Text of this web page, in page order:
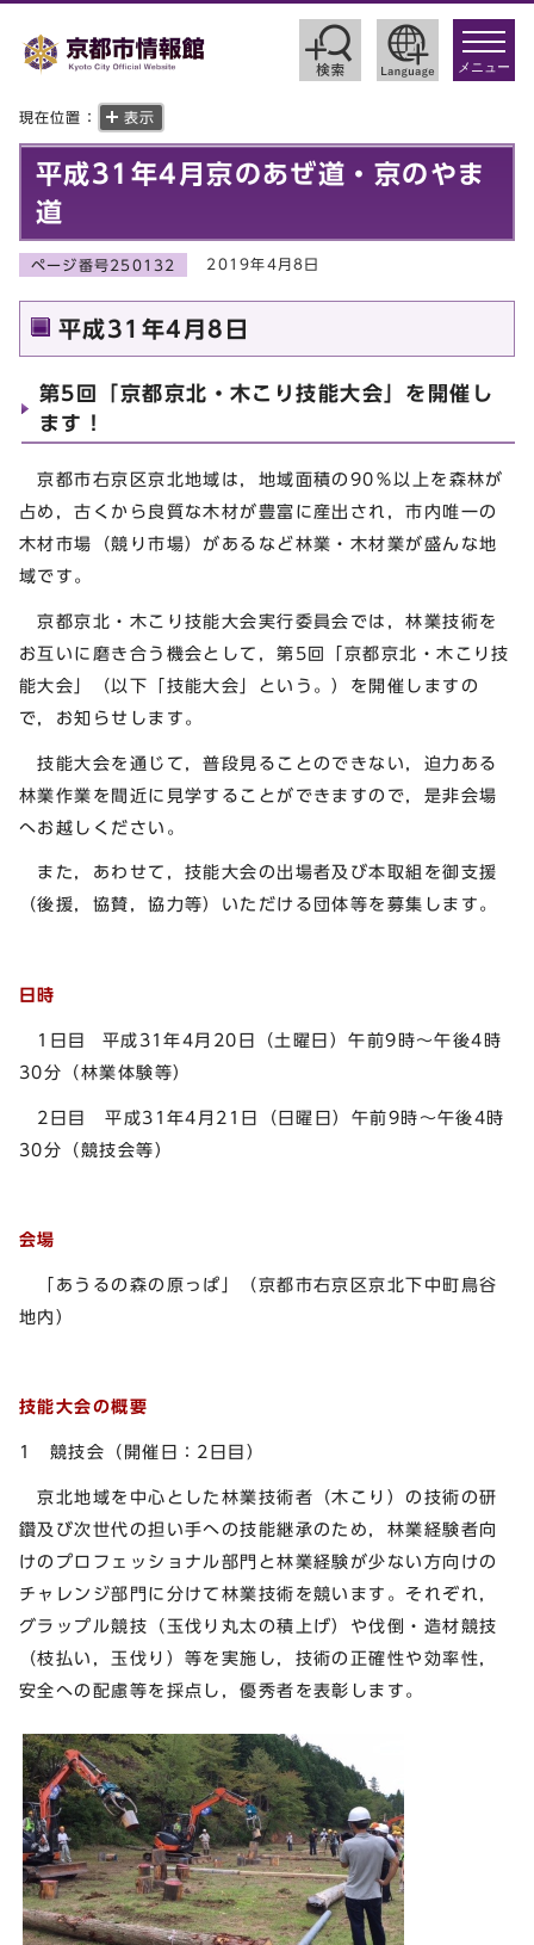
toggle
メニュー
現在位置： 表示
平成31年4月京のあぜ道・京のやま
道
ページ番号250132 2019年4月8日
平成31年4月8日
第5回「京都京北・木こり技能大会」を開催し
ます！
京都市右京区京北地域は，地域面積の90％以上を森林が
占め，古くから良質な木材が豊富に産出され，市内唯一の
木材市場（競り市場）があるなど林業・木材業が盛んな地
域です。
京都京北・木こり技能大会実行委員会では，林業技術を
お互いに磨き合う機会として，第5回「京都京北・木こり技
能大会」（以下「技能大会」という。）を開催しますの
で，お知らせします。
技能大会を通じて，普段見ることのできない，迫力ある
林業作業を間近に見学することができますので，是非会場
へお越しください。
また，あわせて，技能大会の出場者及び本取組を御支援
（後援，協賛，協力等）いただける団体等を募集します。
日時
1日目 平成31年4月20日（土曜日）午前9時～午後4時
30分（林業体験等）
2日目 平成31年4月21日（日曜日）午前9時～午後4時
30分（競技会等）
会場
「あうるの森の原っぱ」（京都市右京区京北下中町鳥谷
地内）
技能大会の概要
1 競技会（開催日：2日目）
京北地域を中心とした林業技術者（木こり）の技術の研
鑽及び次世代の担い手への技能継承のため，林業経験者向
けのプロフェッショナル部門と林業経験が少ない方向けの
チャレンジ部門に分けて林業技術を競います。それぞれ，
グラップル競技（玉伐り丸太の積上げ）や伐倒・造材競技
（枝払い，玉伐り）等を実施し，技術の正確性や効率性，
安全への配慮等を採点し，優秀者を表彰します。